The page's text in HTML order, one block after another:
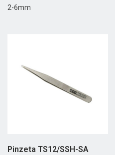
2-6mm
Pinzeta TS12/SSH-SA